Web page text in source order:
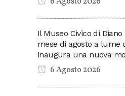
Il Museo Civico di
mese di agosto a lume
inaugura una nuova
6 Agosto 2026